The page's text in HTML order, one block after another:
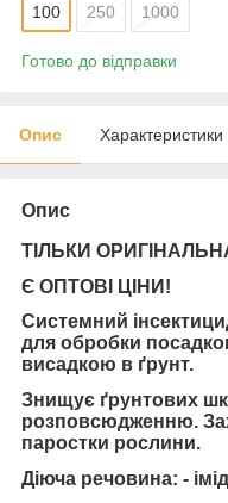
100 250 1000
Готово до відправки
Опис Характеристики
Опис
ТІЛЬКИ
Є ОПТОВІ ЦІНИ!
Системний
для обробки
висадкою в ґрунт.
Знищує ґрунтових
розповсюдженню.
паростки рослини.
Діюча речовина: -